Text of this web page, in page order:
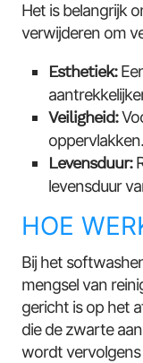
Het is belangrijk
verwijderen om
Esthetiek:
Veiligheid:
oppervlakken.
Levensduur:
levensduur
HOE
Bij het
mengsel van
gericht is op het
die de zwarte
wordt vervolgens